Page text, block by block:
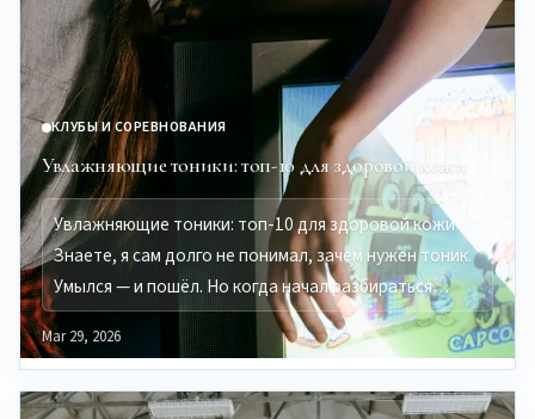
КЛУБЫ И СОРЕВНОВАНИЯ
Увлажняющие тоники: топ-10 для здоровой кожи
Увлажняющие тоники: топ-10 для здоровой кожи
Знаете, я сам долго не понимал, зачем нужен тоник.
Умылся — и пошёл. Но когда начал разбираться…
Mar 29, 2026